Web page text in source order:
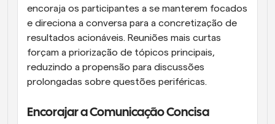
encoraja os participantes a se manterem focados
e direciona a conversa para a concretização de
resultados acionáveis. Reuniões mais curtas
forçam a priorização de tópicos principais,
reduzindo a propensão para discussões
prolongadas sobre questões periféricas.
Encorajar a Comunicação Concisa